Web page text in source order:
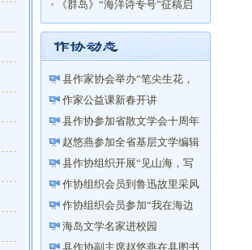
《群岛》“海洋诗专号”征稿启
事
县作家协会举办“笔尖生花，
心有微光——在文学中遇见
更...
作家公益课新春开讲
县作协参加省散文学会十周年
庆祝活动
赵悠燕参加全省基层文学编辑
联盟培训
县作协组织开展“见山海，写
家园”主题创作采风活动
作协组织会员到鲁迅故里采风
活动
作协组织会员参加“我在海边
读书”活动
海岛文学名家进校园
县作协副主席赵悠燕在县图书